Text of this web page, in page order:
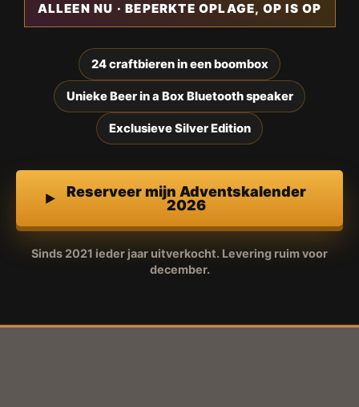
ALLEEN NU · BEPERKTE OPLAGE, OP IS OP
24 craftbieren in een boombox
Unieke Beer in a Box Bluetooth speaker
Exclusieve Silver Edition
Reserveer mijn Adventskalender
2026
Sinds 2021 ieder jaar uitverkocht. Levering ruim voor
december.